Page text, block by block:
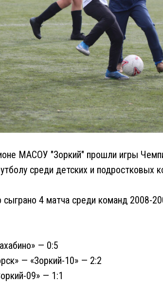
МАСОУ "Зоркий" прошли игры
среди детских и подростковых
4 матча среди команд 2008-
— 0:5
— «Зоркий-10» — 2:2
09» — 1:1